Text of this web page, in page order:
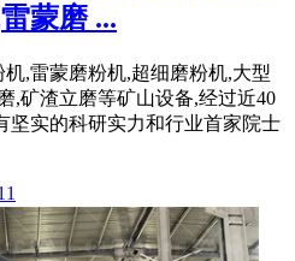
蒙磨 ...
,雷蒙磨粉机,超细磨粉机,大型
,矿渣立磨等矿山设备,经过近40
坚实的科研实力和行业首家院士